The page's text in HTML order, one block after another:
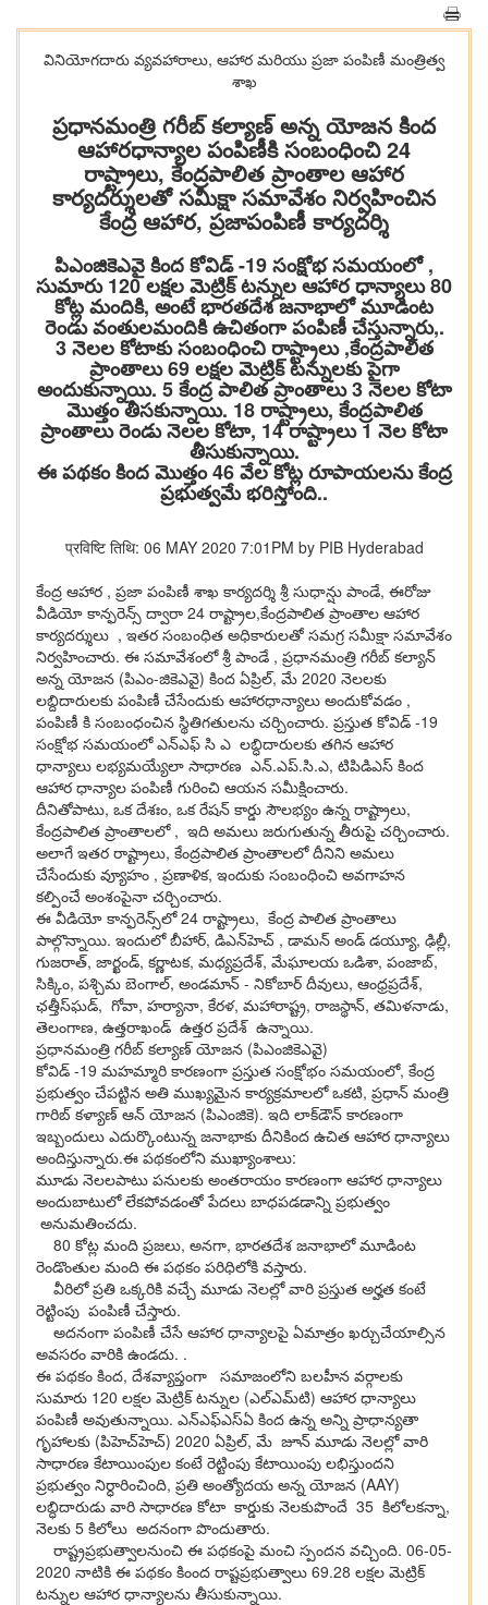
వినియోగదారు వ్యవహారాలు, ఆహార మరియు ప్రజా పంపిణీ మంత్రిత్వ
శాఖ
ప్ర‌ధాన‌మంత్రి గ‌రీబ్ క‌ల్యాణ్ అన్న యోజ‌న కింద
ఆహార‌ధాన్యాల పంపిణీకి సంబంధించి 24
రాష్ట్రాలు, కేంద్ర‌పాలిత ప్రాంతాల ఆహార
కార్య‌ద‌ర్శుల‌తో స‌మీక్షా స‌మావేశం నిర్వ‌హించిన‌
కేంద్ర ఆహార‌, ప్రజాపంపిణీ కార్య‌ద‌ర్శి
పిఎంజికెఎవై కింద కోవిడ్ -19 సంక్షోభ స‌మ‌యంలో ,
సుమారు 120 ల‌క్ష‌ల మెట్రిక్ ట‌న్నుల‌ ఆహార ధాన్యాలు 80
కోట్ల మందికి, అంటే భారతదేశ జనాభాలో మూడింట
రెండు వంతులమందికి ఉచితంగా పంపిణీ చేస్తున్నారు,.
3 నెల‌ల కోటాకు సంబంధించి రాష్ట్రాలు ,కేంద్ర‌పాలిత
ప్రాంతాలు 69 లక్ష‌ల మెట్రిక్ ట‌న్నులకు పైగా
అందుకున్నాయి. 5 కేంద్ర పాలిత ప్రాంతాలు 3 నెల‌ల కోటా
మొత్తం తీస‌కున్నాయి. 18 రాష్ట్రాలు, కేంద్ర‌పాలిత
ప్రాంతాలు రెండు నెల‌ల కోటా, 14 రాష్ట్రాలు 1 నెల కోటా
తీసుకున్నాయి.
ఈ ప‌థ‌కం కింద మొత్తం 46 వేల కోట్ల రూపాయ‌ల‌ను కేంద్ర
ప్ర‌భుత్వమే భ‌రిస్తోంది..
प्रविष्टि तिथि: 06 MAY 2020 7:01PM by PIB Hyderabad
కేంద్ర ఆహార , ప్రజా పంపిణీ శాఖ కార్యదర్శి శ్రీ సుధాన్షు పాండే, ఈరోజు
వీడియో కాన్ఫరెన్స్‌ ద్వారా 24 రాష్ట్రాల,కేంద్ర‌పాలిత ప్రాంతాల ఆహార
కార్యదర్శులు , ఇతర సంబంధిత అధికారులతో సమగ్ర సమీక్షా సమావేశం
నిర్వహించారు. ఈ స‌మావేశంలో శ్రీ పాండే , ప్ర‌ధాన‌మంత్రి గ‌రీబ్ క‌ల్యాన్
అన్న యోజ‌న (పిఎం-జికెఎవై) కింద ఏప్రిల్‌, మే 2020 నెల‌ల‌కు
ల‌బ్దిదారుల‌కు పంపిణీ చేసేందుకు ఆహార‌ధాన్యాలు అందుకోవ‌డం ,
పంపిణీ కి సంబంధంచిన స్థితిగ‌తుల‌ను చ‌ర్చించారు. ప్ర‌స్తుత కోవిడ్ -19
సంక్షోభ సమయంలో ఎన్ఎఫ్ సి ఎ లబ్ధిదారులకు తగిన ఆహార
ధాన్యాలు లభ్యమయ్యేలా సాధారణ ఎన్‌.ఎప్.సి.ఎ, టిపిడిఎస్‌ కింద
ఆహార ధాన్యాల పంపిణీ గురించి ఆయ‌న స‌మీక్షించారు.
దీనితోపాటు, ఒక దేశఃం, ఒక రేష‌న్ కార్డు సౌల‌భ్యం ఉన్న‌ రాష్ట్రాలు,
కేంద్ర‌పాలిత ప్రాంతాలలో , ఇది అమ‌లు జ‌రుగుతున్న తీరుపై చ‌ర్చించారు.
అలాగే ఇత‌ర రాష్ట్రాలు, కేంద్ర‌పాలిత ప్రాంతాల‌లో దీనిని అమ‌లు
చేసేందుకు వ్యూహం , ప్ర‌ణాళిక‌, ఇందుకు సంబంధించి అవ‌గాహ‌న
క‌ల్పించే అంశంపైనా చ‌ర్చించారు.
ఈ వీడియో కాన్ఫ‌రెన్స్‌లో 24 రాష్ట్రాలు, కేంద్ర పాలిత ప్రాంతాలు
పాల్గొన్నాయి. ఇందులో బీహార్, డిఎన్‌హెచ్ , డామన్ అండ్ డ‌య్యూ, ఢిల్లీ,
గుజరాత్, జార్ఖండ్, కర్ణాటక, మధ్యప్రదేశ్, మేఘాలయ ఒడిశా, పంజాబ్,
సిక్కిం, పశ్చిమ బెంగాల్, అండమాన్ - నికోబార్ దీవులు, ఆంధ్రప్రదేశ్,
ఛత్తీస్‌ఘ‌డ్‌, గోవా, హర్యానా, కేరళ, మహారాష్ట్ర, రాజస్థాన్, తమిళనాడు,
తెలంగాణ, ఉత్తరాఖండ్ ఉత్తర ప్రదేశ్ ఉన్నాయి.
ప్ర‌ధాన‌మంత్రి గ‌రీబ్ క‌ల్యాణ్ యోజ‌న (పిఎంజికెఎవై)
కోవిడ్ -19 మహమ్మారి కారణంగా ప్ర‌స్తుత‌ సంక్షోభం సమయంలో, కేంద్ర
ప్రభుత్వం చేప‌ట్టిన‌ అతి ముఖ్యమైన కార్యక్రమాలలో ఒకటి, ప్రధాన్ మంత్రి
గారిబ్ కళ్యాణ్ ఆన్ యోజన (పిఎంజికె). ఇది లాక్‌డౌన్ కార‌ణంగా
ఇబ్బందులు ఎదుర్కొంటున్న‌ జనాభాకు దీనికింద ఉచిత ఆహార ధాన్యాలు
అందిస్తున్నారు.ఈ పథకంలోని ముఖ్యాంశాలు:
మూడు నెలల‌పాటు ప‌నుల‌కు అంతరాయం కారణంగా ఆహార ధాన్యాలు
అందుబాటులో లేకపోవడంతో పేద‌లు బాధ‌ప‌డ‌డాన్ని ప్ర‌భుత్వం
అనుమతించదు.
80 కోట్ల మంది ప్ర‌జ‌లు, అనగా, భారతదేశ జనాభాలో మూడింట
రెండొంతుల మంది ఈ పథకం పరిధిలోకి వస్తారు.
వీరిలో ప్రతి ఒక్కరికి వచ్చే మూడు నెలల్లో వారి ప్రస్తుత అర్హత కంటే
రెట్టింపు పంపిణీ చేస్తారు.
అదనంగా పంపిణీ చేసే ఆహార ధాన్యాల‌పై ఏమాత్రం ఖ‌ర్చుచేయాల్సిన
అవ‌స‌రం వారికి ఉండ‌దు. .
ఈ పథకం కింద, దేశవ్యాప్తంగా సమాజంలోని బలహీన వర్గాలకు
సుమారు 120 లక్షల మెట్రిక్ టన్నుల (ఎల్‌ఎమ్‌టి) ఆహార ధాన్యాలు
పంపిణీ అవుతున్నాయి. ఎన్‌ఎఫ్‌ఎస్‌ఏ కింద ఉన్న అన్ని ప్రాధాన్యతా
గృహాలకు (పిహెచ్‌హెచ్) 2020 ఏప్రిల్, మే జూన్ మూడు నెలల్లో వారి
సాధారణ కేటాయింపుల కంటే రెట్టింపు కేటాయింపు లభిస్తుందని
ప్రభుత్వం నిర్ధారించింది, ప్రతి అంత్యోద‌య అన్న‌ యోజన (AAY)
లబ్ధిదారుడు వారి సాధారణ కోటా కార్డుకు నెలకుపొందే 35 కిలోల‌కన్నా,
నెలకు 5 కిలోలు అదనంగా పొందుతారు.
రాష్ట్ర‌ప్ర‌భుత్వాలనుంచి ఈ ప‌థ‌కంపై మంచి స్పంద‌న వ‌చ్చింది. 06-05-
2020 నాటికి ఈ ప‌థ‌కం కింంద రాష్ట‌ప్ర‌భుత్వాలు 69.28 ల‌క్ష‌ల మెట్రిక్
ట‌న్నుల ఆహార ధాన్యాల‌ను తీసుకున్నాయి.